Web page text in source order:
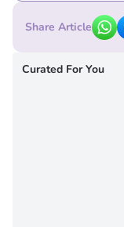
Share Article
Curated For You